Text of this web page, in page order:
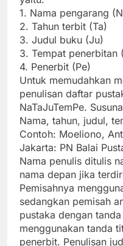
1. Nama pengarang
2. Tahun terbit (Ta)
3. Judul buku (Ju)
3. Tempat penerbitan
4. Penerbit (Pe)
Untuk memudahkan
penulisan daftar
NaTaJuTemPe.
Nama, tahun, judul,
Contoh: Moeliono,
Jakarta: PN Balai
Nama penulis ditulis
nama depan jika
Pemisahnya
sedangkan pemisah
pustaka dengan
menggunakan tanda
penerbit. Penulisan